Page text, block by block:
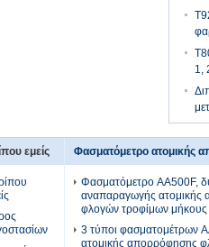
1,
εμείς Φασματόμετρο ατομικής
Φασματόμετρο AA500F,
αναπαραγωγής ατομικής
φλογών τροφίμων
3 τύποι φασματομέτρων
ατομικής απορρόφησης